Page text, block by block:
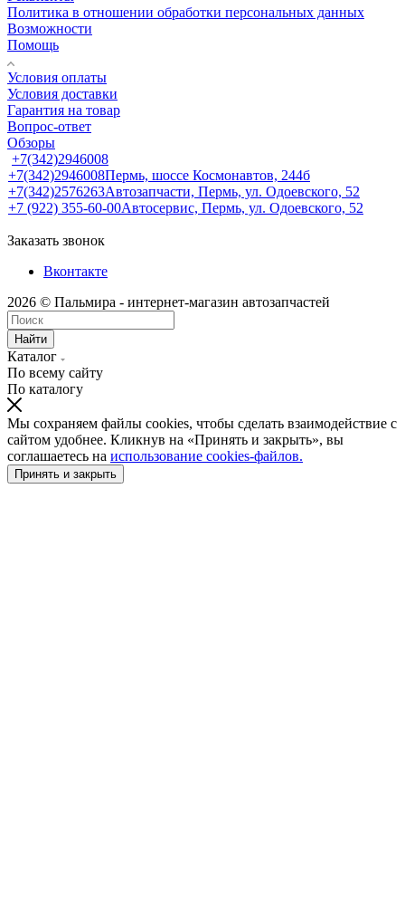
Политика в отношении обработки персональных данных
Возможности
Помощь
Условия оплаты
Условия доставки
Гарантия на товар
Вопрос-ответ
Обзоры
+7(342)2946008
+7(342)2946008Пермь, шоссе Космонавтов, 244б
+7(342)2576263Автозапчасти, Пермь, ул. Одоевского, 52
+7 (922) 355-60-00Автосервис, Пермь, ул. Одоевского, 52
Заказать звонок
Вконтакте
2026 © Пальмира - интернет-магазин автозапчастей
Найти
Каталог
По всему сайту
По каталогу
Мы сохраняем файлы cookies, чтобы сделать взаимодействие с
сайтом удобнее. Кликнув на «Принять и закрыть», вы
соглашаетесь на использование cookies-файлов.
Принять и закрыть